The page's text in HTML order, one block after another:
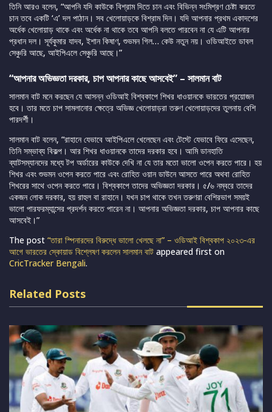
তিনি আরও বলেন, “আপনি যদি কাউকে বিশ্রাম দিতে চান এবং বিভিন্ন সংমিশ্রণ চেষ্টা করতে
চান তবে একটি ‘এ’ দল পাঠান। সব খেলোয়াড়কে বিশ্রাম দিন। যদি আপনার প্রথম একাদশের
অর্ধেক খেলোয়াড় থাকে এবং অর্ধেক না থাকে তবে আপনি বলতে পারবেন না যে এটি আপনার
প্রধান দল। সূর্যকুমার যাদব, ইশান কিষাণ, শুভমন গিল… কেউ নতুন নয়। ওডিআইতে ডাবল
সেঞ্চুরি আছে, আইপিএলে সেঞ্চুরি আছে।”
“আপনার অভিজ্ঞতা দরকার, চাপ আপনার কাছে আসবেই” – সালমান বাট
সালমান বাট মনে করছেন যে আসন্ন ওডিআই বিশ্বকাপে শিখর ধাওয়ানকে ভারতের প্রয়োজন
হবে। তার মতে চাপ সামলানোর ক্ষেত্রে অভিজ্ঞ খেলোয়াড়রা তরুণ খেলোয়াড়দের তুলনায় বেশি
পারদর্শী।
সালমান বাট বলেন, “রাহানে যেভাবে আইপিএলে খেলেছেন এবং টেস্টে যেভাবে ফিরে এসেছেন,
তিনি সম্ভাব্য বিকল্প। আর শিখর ধাওয়ানকে তাদের দরকার হবে। আমি ডানহাতি
ব্যাটসম্যানদের মধ্যে টপ অর্ডারের কাউকে দেখি না যে তার মতো ভালো ওপেন করতে পারে। হয়
শিখর এবং শুভমন ওপেন করতে পারে এবং রোহিত ওয়ান ডাউনে আসতে পারে অথবা রোহিত
শিখরের সাথে ওপেন করতে পারে। বিশ্বকাপে তাদের অভিজ্ঞতা দরকার। ৫/৬ নম্বরে তাদের
একজন লোক দরকার, হয় রাহুল বা রাহানে। যখন চাপ থাকে তখন তরুণরা বেশিরভাগ সময়ই
ভালো পারফরম্যান্সের প্রদর্শন করতে পারেন না। আপনার অভিজ্ঞতা দরকার, চাপ আপনার কাছে
আসবেই।”
The post “তারা স্পিনারদের বিরুদ্ধে ভালো খেলছে না” – ওডিআই বিশ্বকাপ ২০২৩-এর
আগে ভারতের স্কোয়াড বিশ্লেষণ করলেন সালমান বাট appeared first on
CricTracker Bengali.
Related Posts